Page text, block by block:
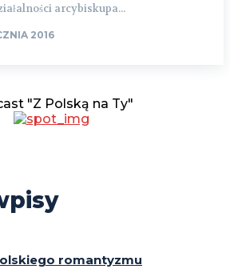
arcybiskupa...
2016
"Z Polską na Ty"
romantyzmu